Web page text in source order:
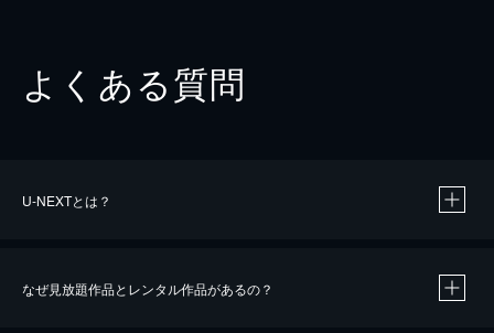
よくある質問
U-NEXTとは？
なぜ見放題作品とレンタル作品があるの？